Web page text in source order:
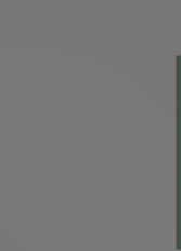
házaspáros